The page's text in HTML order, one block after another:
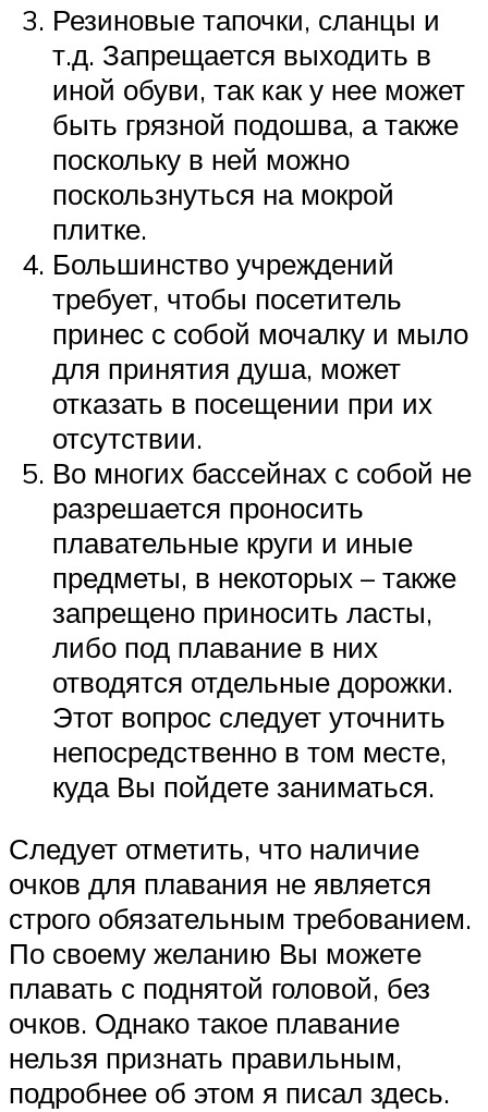
Резиновые тапочки, сланцы и
т.д. Запрещается выходить в
иной обуви, так как у нее может
быть грязной подошва, а также
поскольку в ней можно
поскользнуться на мокрой
плитке.
Большинство учреждений
требует, чтобы посетитель
принес с собой мочалку и мыло
для принятия душа, может
отказать в посещении при их
отсутствии.
Во многих бассейнах с собой не
разрешается проносить
плавательные круги и иные
предметы, в некоторых – также
запрещено приносить ласты,
либо под плавание в них
отводятся отдельные дорожки.
Этот вопрос следует уточнить
непосредственно в том месте,
куда Вы пойдете заниматься.
Следует отметить, что наличие
очков для плавания не является
строго обязательным требованием.
По своему желанию Вы можете
плавать с поднятой головой, без
очков. Однако такое плавание
нельзя признать правильным,
подробнее об этом я писал здесь.